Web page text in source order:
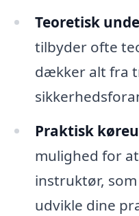
Teoretisk
tilbyder ofte
dækker alt fra
Praktisk
mulighed for
instruktør,
udvikle dine